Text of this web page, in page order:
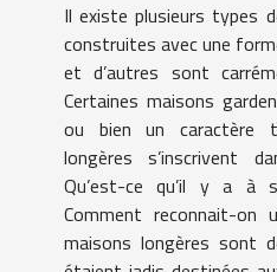
Il existe plusieurs types
construites avec une
et d’autres sont
Certaines maisons
ou bien un caractère
longères s’inscrivent
Qu’est-ce qu’il y a à
Comment reconnait-on
maisons longères sont